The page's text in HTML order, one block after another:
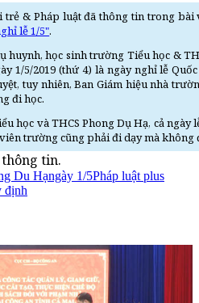
trẻ & Pháp luật đã thông tin trong
lễ 1/5".
huynh, học sinh trường Tiểu học &
1/5/2019 (thứ 4) là ngày nghỉ lễ
tuy nhiên, Ban Giám hiệu nhà
đi học.
học và THCS Phong Dụ Hạ, cả
trường cũng phải đi dạy mà
tin.
Du Hạngày 1/5Pháp luật plus
định